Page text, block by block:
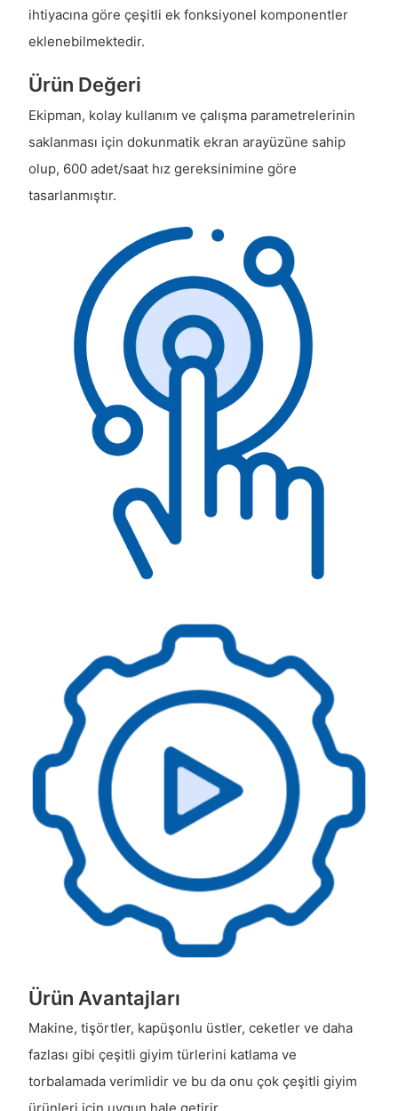
ihtiyacına göre çeşitli ek fonksiyonel komponentler
eklenebilmektedir.
Ürün Değeri
Ekipman, kolay kullanım ve çalışma parametrelerinin
saklanması için dokunmatik ekran arayüzüne sahip
olup, 600 adet/saat hız gereksinimine göre
tasarlanmıştır.
Ürün Avantajları
Makine, tişörtler, kapüşonlu üstler, ceketler ve daha
fazlası gibi çeşitli giyim türlerini katlama ve
torbalamada verimlidir ve bu da onu çok çeşitli giyim